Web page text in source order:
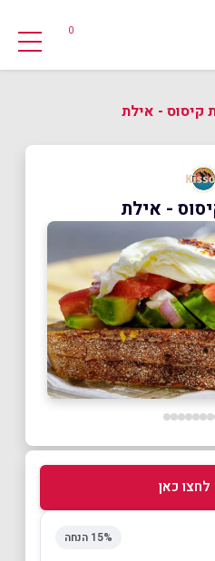
0
קיסוס - אילת
- אילת
כאן
15% הנחה